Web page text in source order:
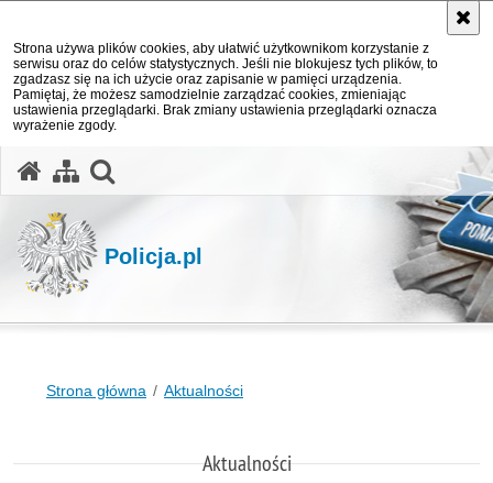
Strona używa plików cookies, aby ułatwić użytkownikom korzystanie z
serwisu oraz do celów statystycznych. Jeśli nie blokujesz tych plików, to
zgadzasz się na ich użycie oraz zapisanie w pamięci urządzenia.
Pamiętaj, że możesz samodzielnie zarządzać cookies, zmieniając
ustawienia przeglądarki. Brak zmiany ustawienia przeglądarki oznacza
wyrażenie zgody.
Policja.pl
Strona główna Aktualności
Aktualności